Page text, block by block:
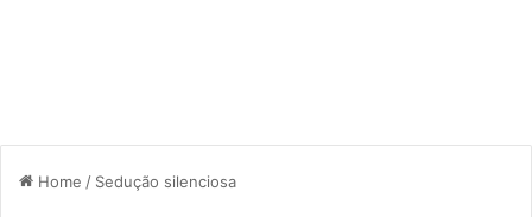
Home / Sedução silenciosa